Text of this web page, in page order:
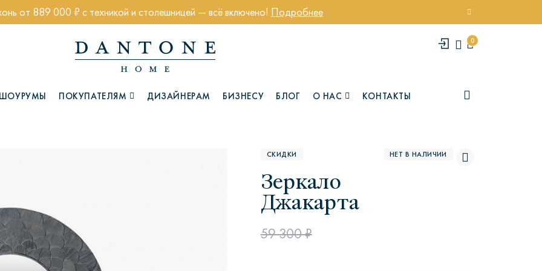
от 889 000 ₽ с техникой и столешницей — всё включено! Подробнее
0
ШОУРУМЫ ПОКУПАТЕЛЯМ ДИЗАЙНЕРАМ БИЗНЕСУ БЛОГ О НАС КОНТАКТЫ
Глазго
СКИДКИ НЕТ В НАЛИЧИИ
Зеркало
Джакарта
59 300 ₽